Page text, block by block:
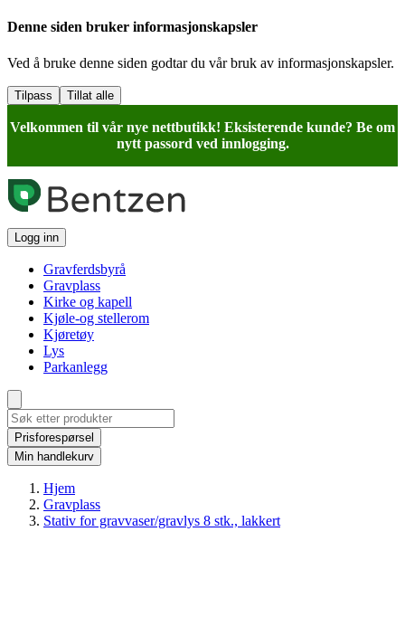
Denne siden bruker informasjonskapsler
Ved å bruke denne siden godtar du vår bruk av informasjonskapsler.
Tilpass Tillat alle
Velkommen til vår nye nettbutikk! Eksisterende kunde? Be om
nytt passord ved innlogging.
Logg inn
Gravferdsbyrå
Gravplass
Kirke og kapell
Kjøle-og stellerom
Kjøretøy
Lys
Parkanlegg
Prisforespørsel
Min handlekurv
Hjem
Gravplass
Stativ for gravvaser/gravlys 8 stk., lakkert